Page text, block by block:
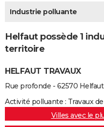
Destinations
City break
Voyage nature
Voyage de noces
Forum
Climat
+PHOTO
GUIDES D'ACHAT
BONS PLANS
CARTE DE VOEUX
Carte de Noël
Carte Bonne année
Carte Saint-Valentin
Carte Pâques
Carte d'anniversaire
DICTIONNAIRE
Dictionnaire
Biographies
Citations
Expressions
Proverbes
PROGRAMME TV
Industrie polluante
Helfaut possède 1
territoire
HELFAUT TRAVAUX
Rue profonde - 62570 Helfaut
Activité polluante : Travaux
Villes avec le